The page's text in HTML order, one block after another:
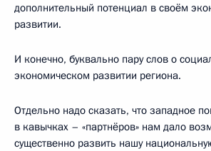
дополнительный потенциал в своём
развитии.
И конечно, буквально пару слов о
экономическом развитии региона.
Отдельно надо сказать, что западное
в кавычках – «партнёров» нам дало
существенно развить нашу